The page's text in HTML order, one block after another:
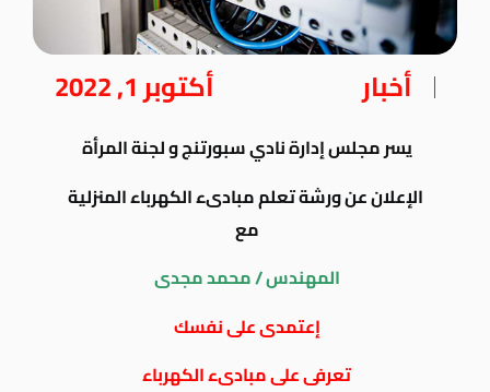
أخبار أكتوبر 1, 2022
يسر مجلس إدارة نادي سبورتنج و لجنة المرأة
الإعلان عن ورشة تعلم مبادىء الكهرباء المنزلية
مع
المهندس / محمد مجدى
إعتمدى على نفسك
تعرفى على مبادىء الكهرباء